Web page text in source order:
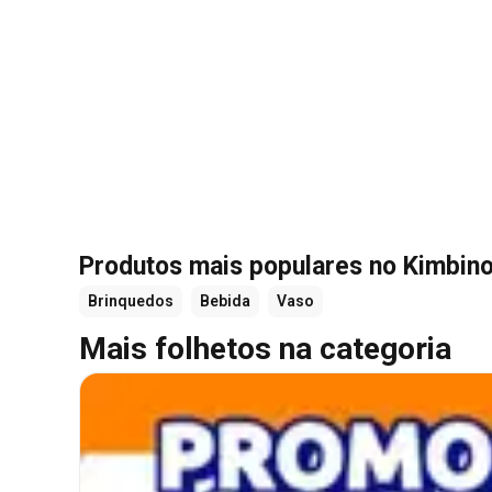
Produtos mais populares no
Brinquedos Bebida Vaso
Mais folhetos na categoria